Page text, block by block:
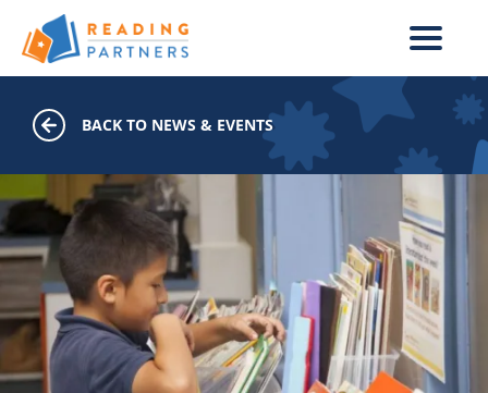
Skip to main content
BACK TO NEWS & EVENTS